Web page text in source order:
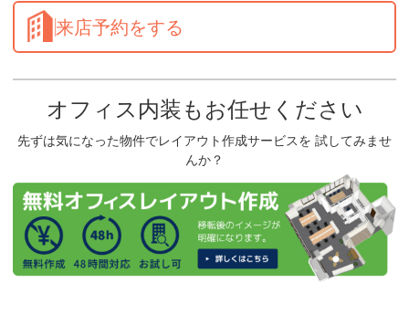
来店予約をする
オフィス内装もお任せください
先ずは気になった物件でレイアウト作成サービスを 試してみませ
んか？